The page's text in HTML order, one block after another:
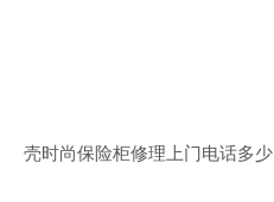
壳时尚保险柜修理上门电话多少